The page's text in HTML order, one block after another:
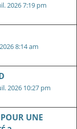
2026 7:19 pm
8:14 am
2026 10:27 pm
UNE